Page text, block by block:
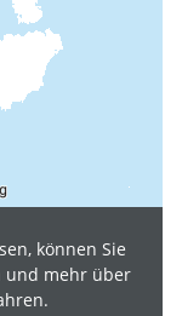
können Sie
und mehr über